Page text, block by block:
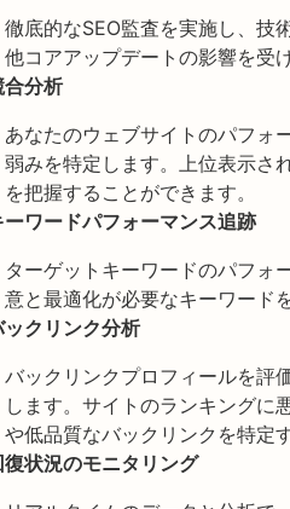
徹底的なSEO監査を実施し、技
他コアアップデートの影響を受
合分析
あなたのウェブサイトのパフォ
弱みを特定します。上位表示さ
を把握することができます。
ーワードパフォーマンス追跡
ターゲットキーワードのパフォ
意と最適化が必要なキーワード
ックリンク分析
バックリンクプロフィールを評
します。サイトのランキングに
や低品質なバックリンクを特定す
復状況のモニタリング